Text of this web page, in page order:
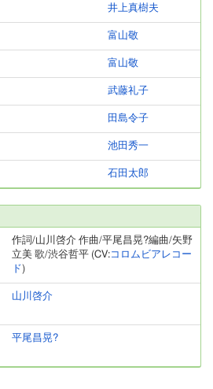
井上真樹夫
富山敬
富山敬
武藤礼子
田島令子
池田秀一
石田太郎
作詞/山川啓介 作曲/平尾昌晃?編曲/矢野
立美 歌/渋谷哲平 (CV:コロムビアレコー
ド)
山川啓介
平尾昌晃?